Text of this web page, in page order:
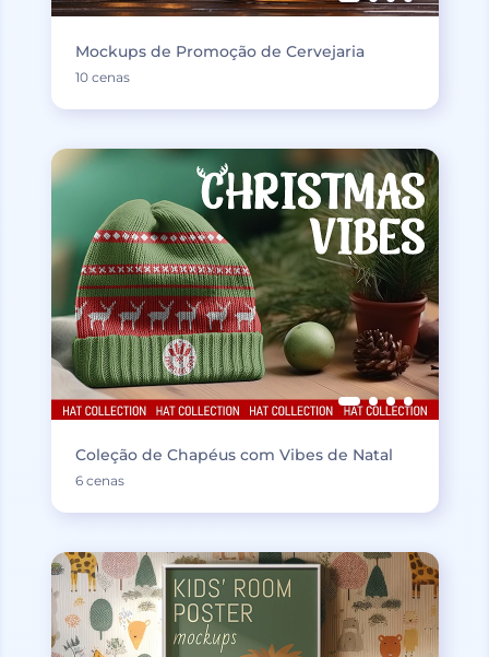
Mockups de Promoção de Cervejaria
10 cenas
Coleção de Chapéus com Vibes de Natal
6 cenas